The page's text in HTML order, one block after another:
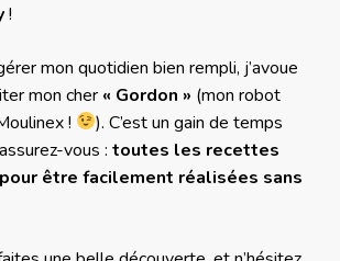
!
mon quotidien bien rempli, j’avoue
mon cher « Gordon » (mon robot
!
). C’est un gain de temps
vous : toutes les recettes
être facilement réalisées sans